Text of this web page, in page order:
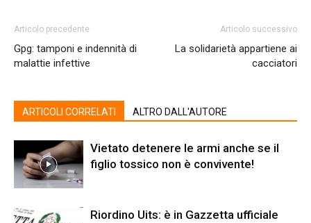
Articolo precedente
Gpg: tamponi e indennità di
malattie infettive
Articolo successivo
La solidarietà appartiene ai
cacciatori
ARTICOLI CORRELATI ALTRO DALL'AUTORE
Vietato detenere le armi anche se il
figlio tossico non è convivente!
Riordino Uits: è in Gazzetta ufficiale